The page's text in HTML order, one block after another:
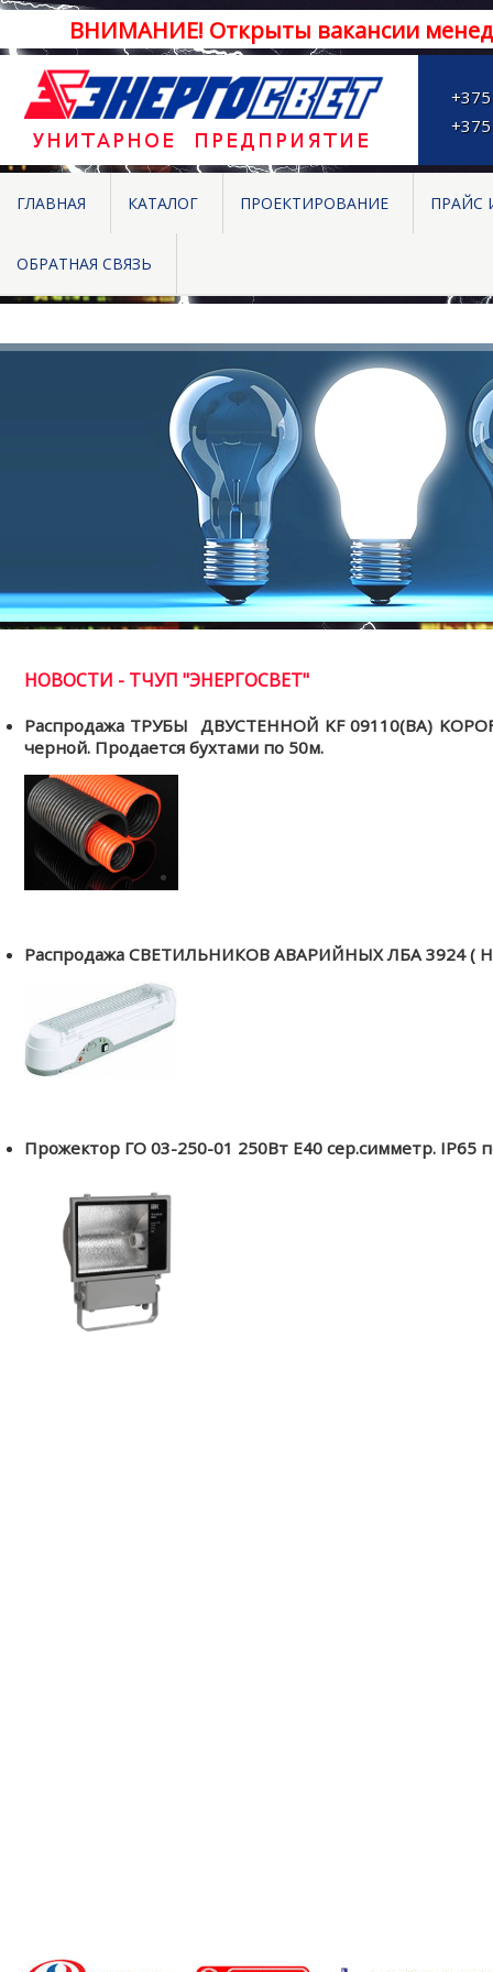
ВНИМАНИЕ! Открыты вакансии
ГЛАВНАЯ КАТАЛОГ ПРОЕКТИРОВАНИЕ ПРАЙС
ОБРАТНАЯ СВЯЗЬ
НОВОСТИ - ТЧУП "ЭНЕРГОСВЕТ"
Распродажа ТРУБЫ ДВУСТЕННОЙ KF 09110(BA)
черной. Продается бухтами по 50м.
Распродажа СВЕТИЛЬНИКОВ АВАРИЙНЫХ ЛБА 3924
Прожектор ГО 03-250-01 250Вт Е40 сер.симметр. IP65